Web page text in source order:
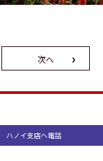
次へ
ハノイ支店へ電話